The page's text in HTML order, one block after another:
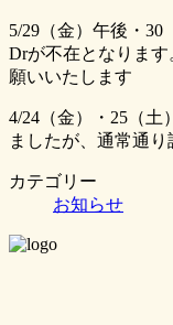
5/29（金）午後・
Drが不在となりま
願いいたします
4/24（金）・25（土
ましたが、通常通り
カテゴリー
お知らせ